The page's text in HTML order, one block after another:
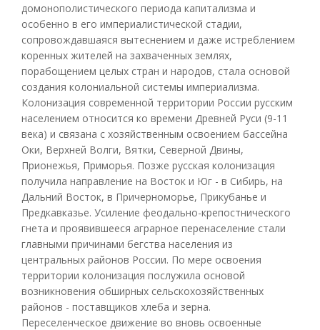
домонополистического периода капитализма и
особенно в его империалистической стадии,
сопровождавшаяся вытеснением и даже истреблением
коренных жителей на захваченных землях,
порабощением целых стран и народов, стала основой
создания колониальной системы империализма.
Колонизация современной территории России русским
населением относится ко времени Древней Руси (9-11
века) и связана с хозяйственным освоением бассейна
Оки, Верхней Волги, Вятки, Северной Двины,
Прионежья, Приморья. Позже русская колонизация
получила направление на Восток и Юг - в Сибирь, на
Дальний Восток, в Причерноморье, Прикубанье и
Предкавказье. Усиление фeодально-крепостнического
гнета и проявившееся аграрное перенаселение стали
главными причинами бегства населения из
центральных районов России. По мере освоения
территории колонизация послужила основой
возникновения обширных сельскохозяйственных
районов - поставщиков хлеба и зерна.
Переселенческое движение во вновь освоенные